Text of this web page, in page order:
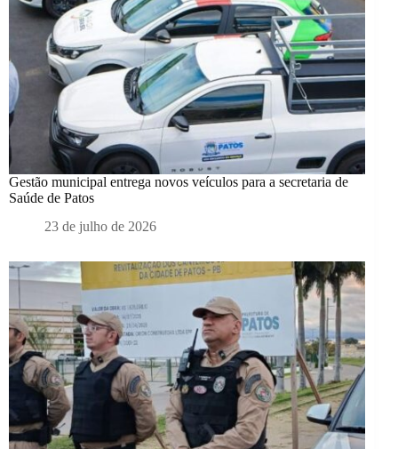
Gestão municipal entrega novos veículos para a secretaria de
Saúde de Patos
23 de julho de 2026